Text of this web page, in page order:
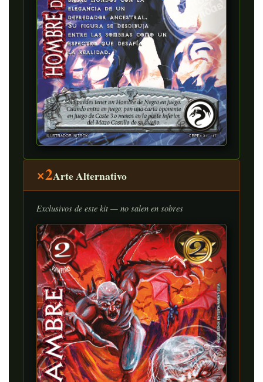
×2Arte Alternativo
Exclusivos de este kit — no salen en sobres